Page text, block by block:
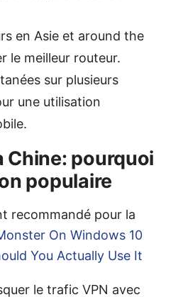
en Asie et around the
le meilleur routeur.
sur plusieurs
une utilisation
Chine: pourquoi
populaire
recommandé pour la
On Windows 10
You Actually Use It
le trafic VPN avec